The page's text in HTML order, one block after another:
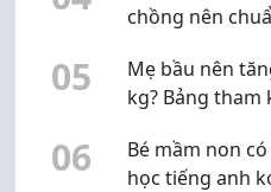
chồng nên
05
Mẹ bầu nên
kg? Bảng tham
06
Bé mầm non
học tiếng anh